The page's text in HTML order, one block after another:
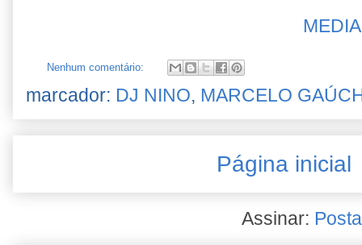
Nenhum comentário:
marcador: DJ NINO, MARCELO
Página inicial
Assinar: